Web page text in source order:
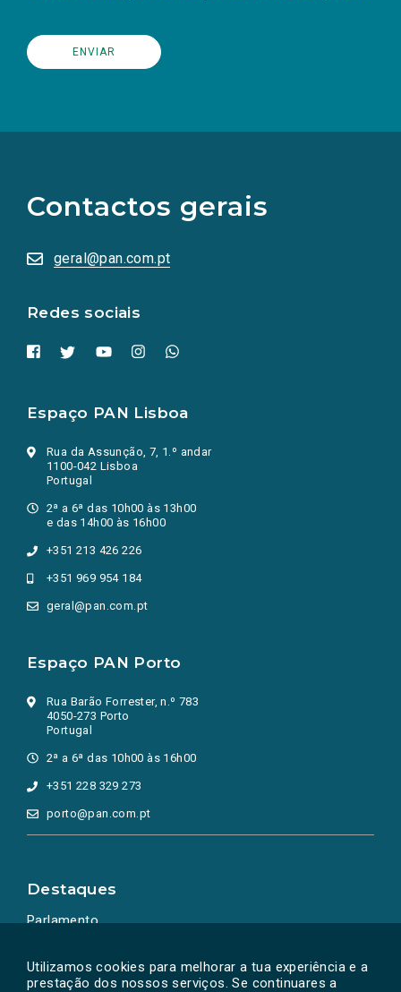
Utilizamos cookies para melhorar a tua experiência e a
prestação dos nossos serviços. Se continuares a
Contactos gerais
geral@pan.com.pt
Redes sociais
redes
sociais
numa
nova
Espaço PAN Lisboa
Rua da Assunção, 7, 1.º andar
1100-042 Lisboa
Portugal
2ª a 6ª das 10h00 às 13h00
e das 14h00 às 16h00
+351 213 426 226
+351 969 954 184
geral@pan.com.pt
Espaço PAN Porto
Rua Barão Forrester, n.º 783
4050-273 Porto
Portugal
2ª a 6ª das 10h00 às 16h00
+351 228 329 273
porto@pan.com.pt
Destaques
Parlamento